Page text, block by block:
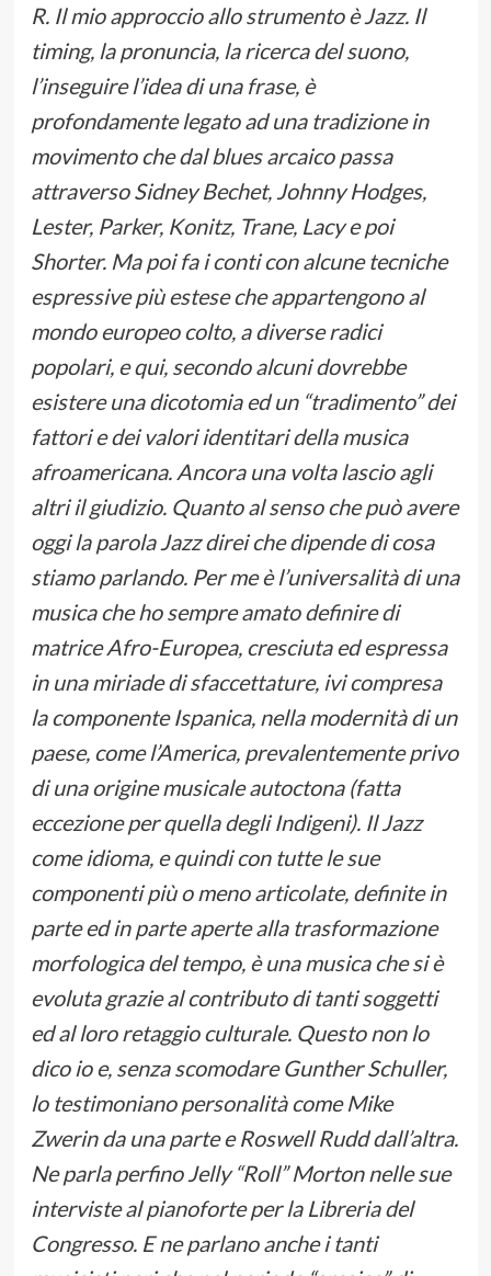
R. Il mio approccio allo strumento è Jazz. Il
timing, la pronuncia, la ricerca del suono,
l’inseguire l’idea di una frase, è
profondamente legato ad una tradizione in
movimento che dal blues arcaico passa
attraverso Sidney Bechet, Johnny Hodges,
Lester, Parker, Konitz, Trane, Lacy e poi
Shorter. Ma poi fa i conti con alcune tecniche
espressive più estese che appartengono al
mondo europeo colto, a diverse radici
popolari, e qui, secondo alcuni dovrebbe
esistere una dicotomia ed un “tradimento” dei
fattori e dei valori identitari della musica
afroamericana. Ancora una volta lascio agli
altri il giudizio. Quanto al senso che può avere
oggi la parola Jazz direi che dipende di cosa
stiamo parlando. Per me è l’universalità di una
musica che ho sempre amato definire di
matrice Afro-Europea, cresciuta ed espressa
in una miriade di sfaccettature, ivi compresa
la componente Ispanica, nella modernità di un
paese, come l’America, prevalentemente privo
di una origine musicale autoctona (fatta
eccezione per quella degli Indigeni). Il Jazz
come idioma, e quindi con tutte le sue
componenti più o meno articolate, definite in
parte ed in parte aperte alla trasformazione
morfologica del tempo, è una musica che si è
evoluta grazie al contributo di tanti soggetti
ed al loro retaggio culturale. Questo non lo
dico io e, senza scomodare Gunther Schuller,
lo testimoniano personalità come Mike
Zwerin da una parte e Roswell Rudd dall’altra.
Ne parla perfino Jelly “Roll” Morton nelle sue
interviste al pianoforte per la Libreria del
Congresso. E ne parlano anche i tanti